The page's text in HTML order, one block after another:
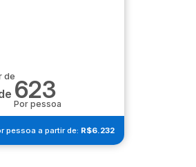
de623
Por pessoa
pessoa a partir de: R$6.232